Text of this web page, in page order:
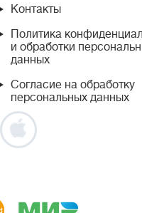
Контакты
Политика
и обработки
данных
Согласие на обработку
персональных данных